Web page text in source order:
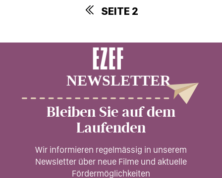
SEITE 2
Bleiben Sie auf dem
Laufenden
Wir informieren regelmässig in unserem
Newsletter über neue Filme und aktuelle
Fördermöglichkeiten